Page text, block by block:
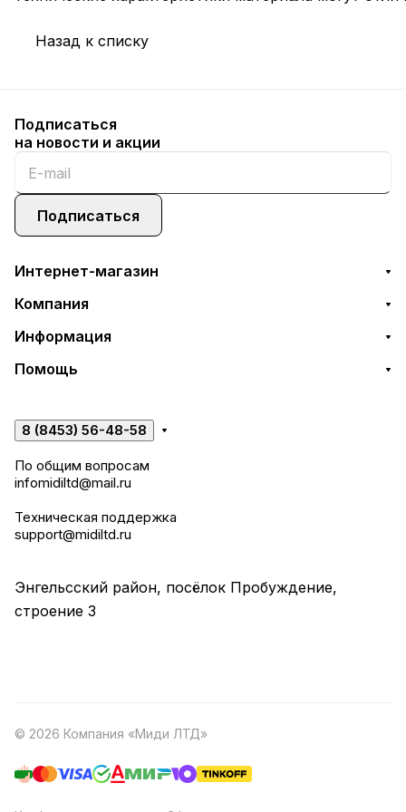
Назад к списку
Подписаться
на новости и акции
Подписаться
Интернет-магазин
Компания
Информация
Помощь
8 (8453) 56-48-58
По общим вопросам
infomidiltd@mail.ru
Техническая поддержка
support@midiltd.ru
Энгельсский район, посёлок Пробуждение,
строение 3
© 2026 Компания «Миди ЛТД»